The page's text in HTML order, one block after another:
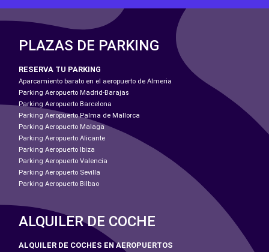
PLAZAS DE PARKING
RESERVA TU PARKING
Aparcamiento barato en el aeropuerto de Almeria
Parking Aeropuerto Madrid-Barajas
Parking Aeropuerto Barcelona
Parking Aeropuerto Palma de Mallorca
Parking Aeropuerto Malaga
Parking Aeropuerto Alicante
Parking Aeropuerto Ibiza
Parking Aeropuerto Valencia
Parking Aeropuerto Sevilla
Parking Aeropuerto Bilbao
ALQUILER DE COCHE
ALQUILER DE COCHES EN AEROPUERTOS